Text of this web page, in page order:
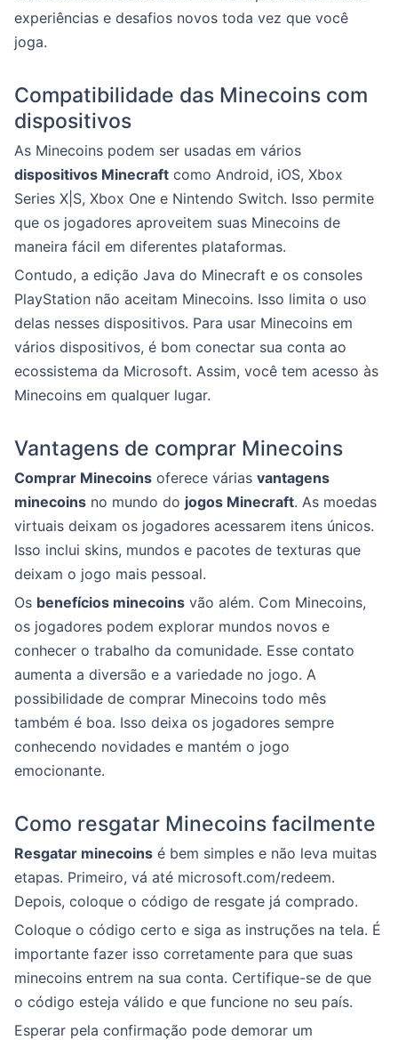
experiências e desafios novos toda vez que você
joga.
Compatibilidade das Minecoins com
dispositivos
As Minecoins podem ser usadas em vários
dispositivos Minecraft como Android, iOS, Xbox
Series X|S, Xbox One e Nintendo Switch. Isso permite
que os jogadores aproveitem suas Minecoins de
maneira fácil em diferentes plataformas.
Contudo, a edição Java do Minecraft e os consoles
PlayStation não aceitam Minecoins. Isso limita o uso
delas nesses dispositivos. Para usar Minecoins em
vários dispositivos, é bom conectar sua conta ao
ecossistema da Microsoft. Assim, você tem acesso às
Minecoins em qualquer lugar.
Vantagens de comprar Minecoins
Comprar Minecoins oferece várias vantagens
minecoins no mundo do jogos Minecraft. As moedas
virtuais deixam os jogadores acessarem itens únicos.
Isso inclui skins, mundos e pacotes de texturas que
deixam o jogo mais pessoal.
Os benefícios minecoins vão além. Com Minecoins,
os jogadores podem explorar mundos novos e
conhecer o trabalho da comunidade. Esse contato
aumenta a diversão e a variedade no jogo. A
possibilidade de comprar Minecoins todo mês
também é boa. Isso deixa os jogadores sempre
conhecendo novidades e mantém o jogo
emocionante.
Como resgatar Minecoins facilmente
Resgatar minecoins é bem simples e não leva muitas
etapas. Primeiro, vá até microsoft.com/redeem.
Depois, coloque o código de resgate já comprado.
Coloque o código certo e siga as instruções na tela. É
importante fazer isso corretamente para que suas
minecoins entrem na sua conta. Certifique-se de que
o código esteja válido e que funcione no seu país.
Esperar pela confirmação pode demorar um